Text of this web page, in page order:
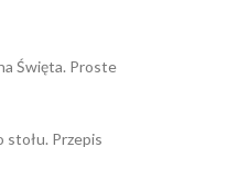
Święta. Proste
stołu. Przepis